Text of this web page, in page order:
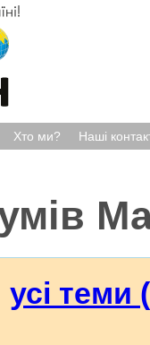
Хто ми? Наші
усі теми